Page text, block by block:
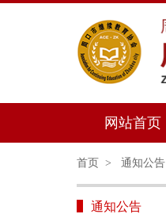
网站首页
首页 > 通知公告
通知公告